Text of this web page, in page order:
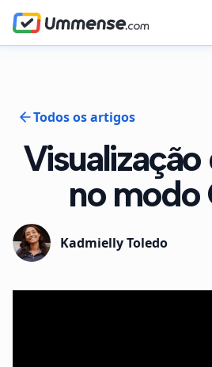
Todos os artigos
no modo
Kadmielly Toledo